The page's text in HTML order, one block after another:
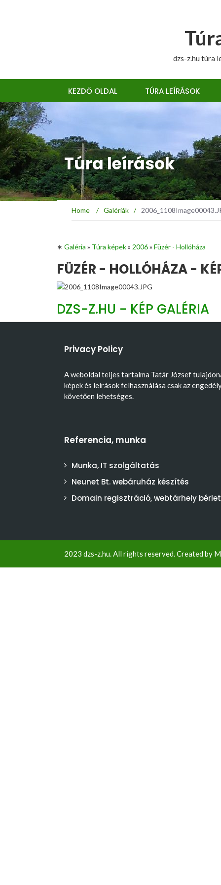
dzs-z.hu túra
KEZDŐ OLDAL TÚRA LEÍRÁSOK
Túra leírások
Home / Galériák /
∗ Galéria » Túra képek» 2006» Füzér - Hollóháza
FÜZÉR - HOLLÓHÁZA -
DZS-Z.HU - KÉP GALÉRIA
Privacy Policy
A weboldal teljes tartalma Tatár József
képek és leírások felhasználása csak az
követően lehetséges.
Referencia, munka
Munka, IT szolgáltatás
Neunet Bt. webáruház készítés
Domain regisztráció, webtárhely bérlet
2023 dzs-z.hu. All rights reserved. Created by